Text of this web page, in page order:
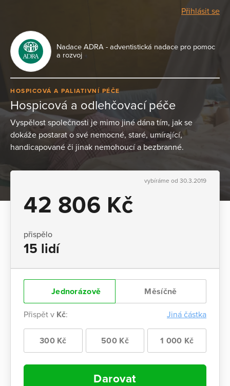
Přihlásit se
Nadace ADRA - adventistická nadace pro pomoc
a rozvoj
HOSPICOVÁ A PALIATIVNÍ PÉČE
Hospicová a odlehčovací péče
Vyspělost společnosti je mimo jiné dána tím, jak se
dokáže postarat o své nemocné, staré, umírající,
handicapované či jinak nemohoucí a bezbranné.
vybíráme od 30.3.2019
42 806 Kč
přispělo
15 lidí
Jednorázově Měsíčně
Přispět v Kč: Jiná částka
300 Kč 500 Kč 1 000 Kč
Darovat